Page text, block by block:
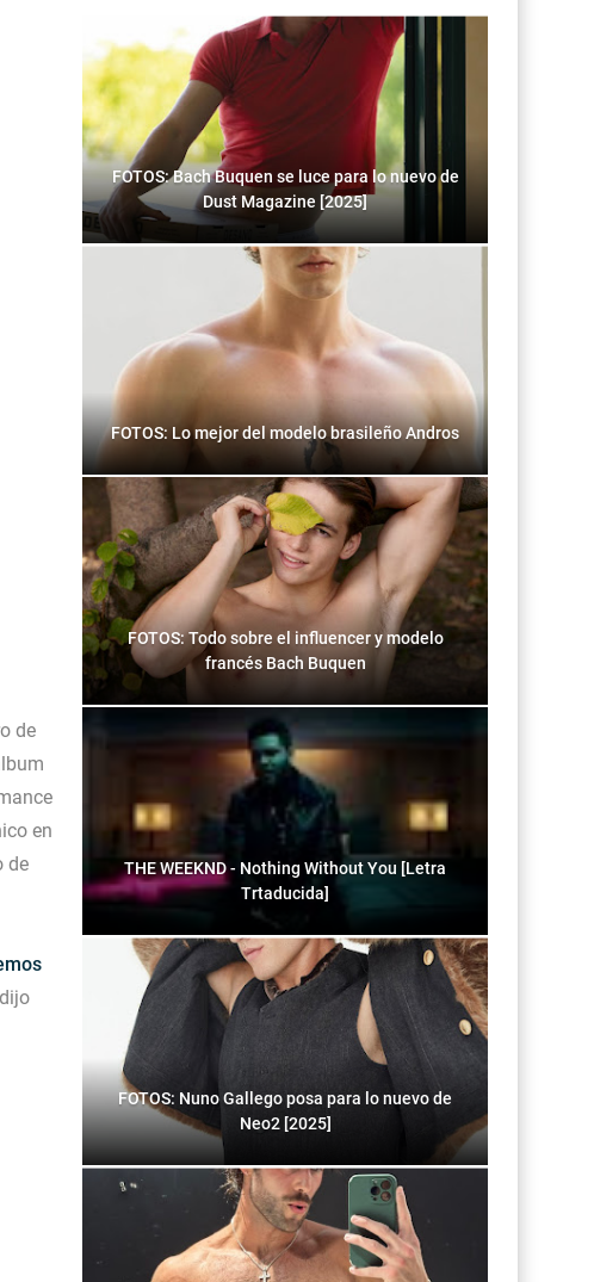
de
en
de
FOTOS: Bach Buquen se luce para lo nuevo de
Dust Magazine [2025]
FOTOS: Lo mejor del modelo brasileño Andros
FOTOS: Todo sobre el influencer y modelo
francés Bach Buquen
THE WEEKND - Nothing Without You [Letra
Trtaducida]
FOTOS: Nuno Gallego posa para lo nuevo de
Neo2 [2025]